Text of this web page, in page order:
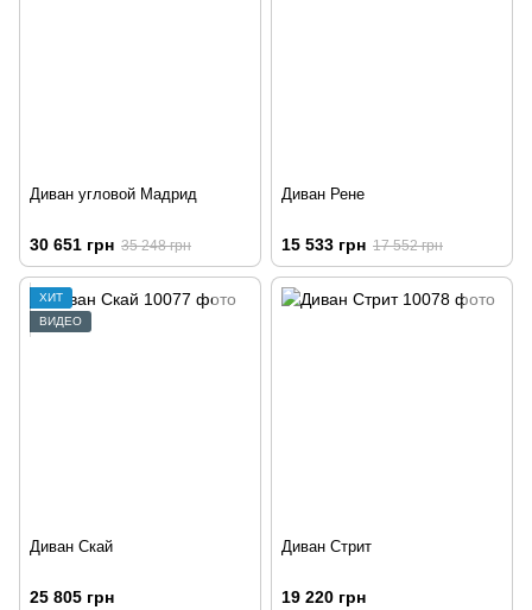
Диван угловой Мадрид
30 651 грн 35 248 грн
Диван Рене
15 533 грн 17 552 грн
ХИТ
ВИДЕО
Диван Скай
25 805 грн
Диван Стрит
19 220 грн